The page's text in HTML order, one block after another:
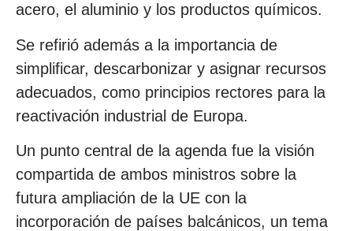
acero, el aluminio y los productos químicos.
Se refirió además a la importancia de
simplificar, descarbonizar y asignar recursos
adecuados, como principios rectores para la
reactivación industrial de Europa.
Un punto central de la agenda fue la visión
compartida de ambos ministros sobre la
futura ampliación de la UE con la
incorporación de países balcánicos, un tema